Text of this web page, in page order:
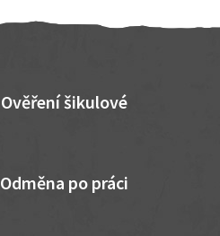
Ověření šikulové
Odměna po práci